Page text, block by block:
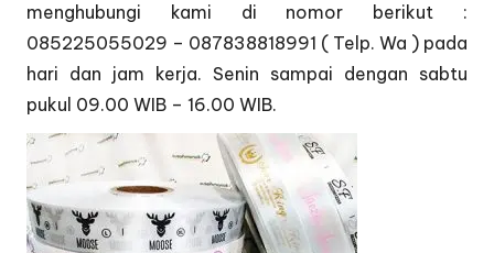
menghubungi kami di nomor berikut :
085225055029 – 087838818991 ( Telp. Wa ) pada
hari dan jam kerja. Senin sampai dengan sabtu
pukul 09.00 WIB – 16.00 WIB.